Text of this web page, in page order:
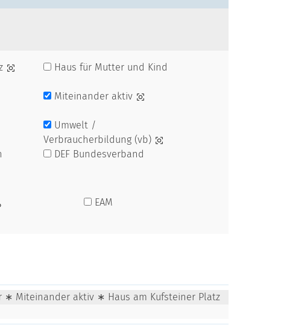
Haus für Mutter und Kind
Miteinander aktiv
Umwelt /
Verbraucherbildung (vb)
DEF Bundesverband
EAM
Miteinander aktiv ∗ Haus am Kufsteiner Platz